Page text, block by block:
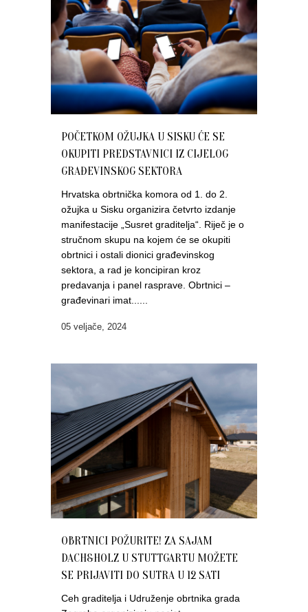
POČETKOM OŽUJKA U SISKU ĆE SE
OKUPITI PREDSTAVNICI IZ CIJELOG
GRAĐEVINSKOG SEKTORA
Hrvatska obrtnička komora od 1. do 2.
ožujka u Sisku organizira četvrto izdanje
manifestacije „Susret graditelja“. Riječ je o
stručnom skupu na kojem će se okupiti
obrtnici i ostali dionici građevinskog
sektora, a rad je koncipiran kroz
predavanja i panel rasprave. Obrtnici –
građevinari imat......
05 veljače, 2024
OBRTNICI POŽURITE! ZA SAJAM
DACH&HOLZ U STUTTGARTU MOŽETE
SE PRIJAVITI DO SUTRA U 12 SATI
Ceh graditelja i Udruženje obrtnika grada